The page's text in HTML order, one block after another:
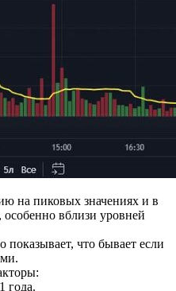
на пиковых значениях и в
вблизи уровней
показывает, что бывает если
года.